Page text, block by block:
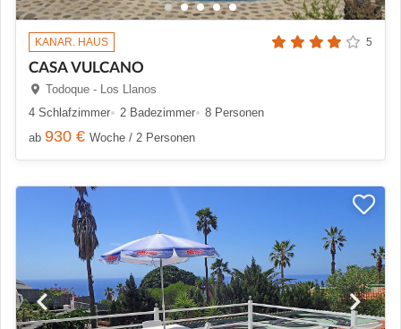
KANAR. HAUS 5
CASA VULCANO
Todoque - Los Llanos
4 Schlafzimmer
2 Badezimmer
8 Personen
ab 930 € Woche / 2 Personen